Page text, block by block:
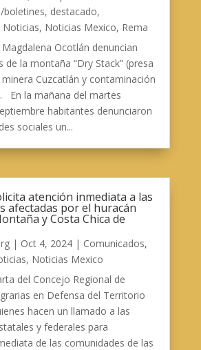
boletines, destacado,
Noticias, Noticias Mexico, Rema
Ocotlán denuncian
de la montaña “Dry Stack” (presa
Cuzcatlán y contaminación
En la mañana del martes
habitantes denunciaron
sociales un...
atención inmediata a las
afectadas por el huracán
y Costa Chica de
| Oct 4, 2024| Comunicados,
, Noticias Mexico
del Concejo Regional de
en Defensa del Territorio
hacen un llamado a las
y federales para
de las comunidades de las